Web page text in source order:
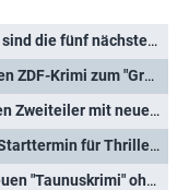
Disney+ aus Deutschland: Das sind die fünf nächsten Serien
Jan Josef Liefers wird für neuen ZDF-Krimi zum "Grenzgänger"
"Taunuskrimi": Termin für neuen Zweiteiler mit neuer Besetzung verkündet
"Die zweite Welle": ZDF findet Starttermin für Thriller mit Karoline Schuch und Johann von Bülow
"Muttertag": Starttermin für neuen "Taunuskrimi" ohne Felicitas Woll